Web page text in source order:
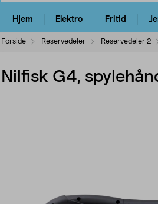
Hjem Elektro Fritid
Forside Reservedeler Reservedeler 2
Nilfisk G4,